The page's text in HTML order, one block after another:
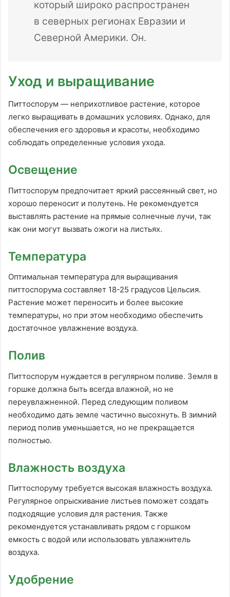
который широко распространен
в северных регионах Евразии и
Северной Америки. Он.
Уход и выращивание
Питтоспорум — неприхотливое растение, которое
легко выращивать в домашних условиях. Однако, для
обеспечения его здоровья и красоты, необходимо
соблюдать определенные условия ухода.
Освещение
Питтоспорум предпочитает яркий рассеянный свет, но
хорошо переносит и полутень. Не рекомендуется
выставлять растение на прямые солнечные лучи, так
как они могут вызвать ожоги на листьях.
Температура
Оптимальная температура для выращивания
питтоспорума составляет 18-25 градусов Цельсия.
Растение может переносить и более высокие
температуры, но при этом необходимо обеспечить
достаточное увлажнение воздуха.
Полив
Питтоспорум нуждается в регулярном поливе. Земля в
горшке должна быть всегда влажной, но не
переувлажненной. Перед следующим поливом
необходимо дать земле частично высохнуть. В зимний
период полив уменьшается, но не прекращается
полностью.
Влажность воздуха
Питтоспоруму требуется высокая влажность воздуха.
Регулярное опрыскивание листьев поможет создать
подходящие условия для растения. Также
рекомендуется устанавливать рядом с горшком
емкость с водой или использовать увлажнитель
воздуха.
Удобрение